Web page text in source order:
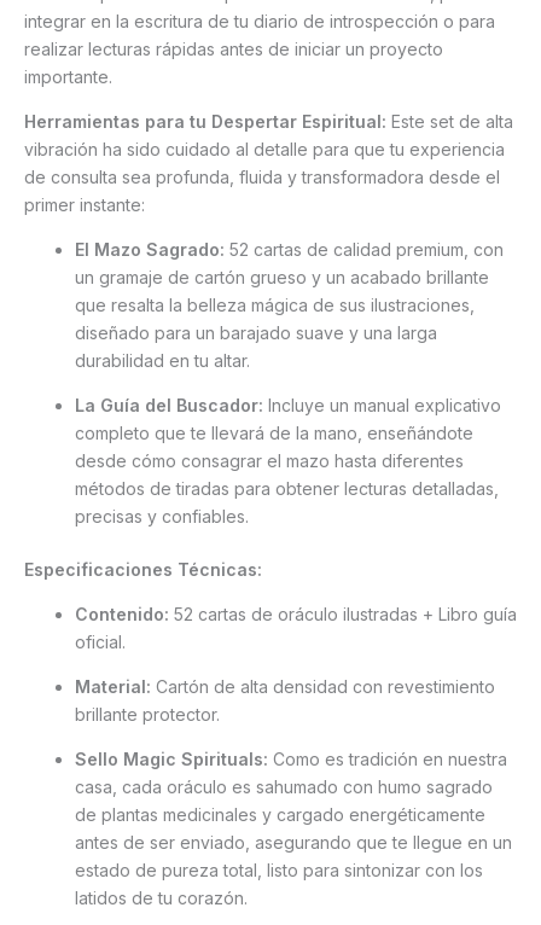
integrar en la escritura de tu diario de introspección o para
realizar lecturas rápidas antes de iniciar un proyecto
importante.
Herramientas para tu Despertar Espiritual: Este set de alta
vibración ha sido cuidado al detalle para que tu experiencia
de consulta sea profunda, fluida y transformadora desde el
primer instante:
El Mazo Sagrado: 52 cartas de calidad premium, con
un gramaje de cartón grueso y un acabado brillante
que resalta la belleza mágica de sus ilustraciones,
diseñado para un barajado suave y una larga
durabilidad en tu altar.
La Guía del Buscador: Incluye un manual explicativo
completo que te llevará de la mano, enseñándote
desde cómo consagrar el mazo hasta diferentes
métodos de tiradas para obtener lecturas detalladas,
precisas y confiables.
Especificaciones Técnicas:
Contenido: 52 cartas de oráculo ilustradas + Libro guía
oficial.
Material: Cartón de alta densidad con revestimiento
brillante protector.
Sello Magic Spirituals: Como es tradición en nuestra
casa, cada oráculo es sahumado con humo sagrado
de plantas medicinales y cargado energéticamente
antes de ser enviado, asegurando que te llegue en un
estado de pureza total, listo para sintonizar con los
latidos de tu corazón.